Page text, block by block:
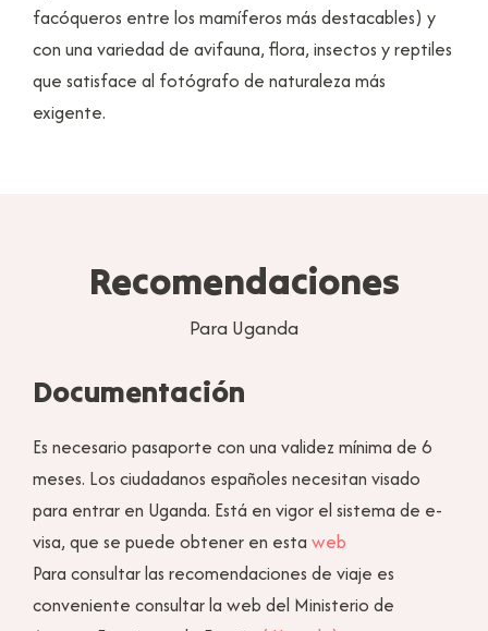
facóqueros entre los mamíferos más destacables) y
con una variedad de avifauna, flora, insectos y reptiles
que satisface al fotógrafo de naturaleza más
exigente.
Recomendaciones
Para Uganda
Documentación
Es necesario pasaporte con una validez mínima de 6
meses. Los ciudadanos españoles necesitan visado
para entrar en Uganda. Está en vigor el sistema de e-
visa, que se puede obtener en esta web
Para consultar las recomendaciones de viaje es
conveniente consultar la web del Ministerio de